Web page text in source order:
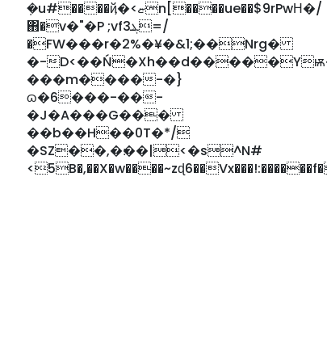
ܼ�u#����ҋ�<ޏn[����ue��$9rPwΗ�/
΋�v�"�P ;vfܔ3=/
�FW���r�2%�¥�&1;��Nrg�
�-
���m����-�}
ɷ�6���-��-
�J�A���G���
��b��H��0T�*/
�SZ��,�׃��|<�s^N#